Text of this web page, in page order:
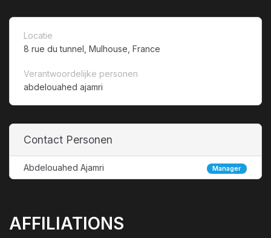
Locatie
8 rue du tunnel, Mulhouse, France
Verantwoordelijke personen
abdelouahed ajamri
Contact Personen
Abdelouahed Ajamri Manager
AFFILIATIONS